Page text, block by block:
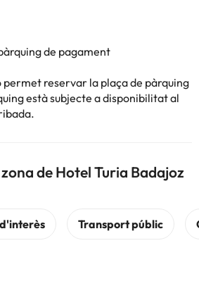
de pagament
reservar la plaça de pàrquing
està subjecte a disponibilitat al
de Hotel Turia Badajoz